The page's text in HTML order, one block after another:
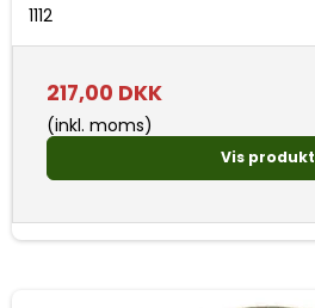
1112
217,00 DKK
(inkl. moms)
Vis produkt